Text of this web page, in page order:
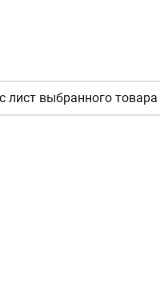
лист выбранного